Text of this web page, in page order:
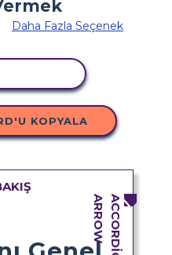
Daha Fazla Seçenek
KOPYALA